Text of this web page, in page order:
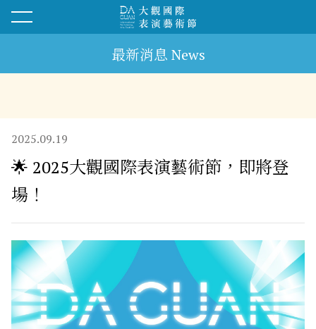
最新消息 News
2025.09.19
🌟 2025大觀國際表演藝術節，即將登
場！